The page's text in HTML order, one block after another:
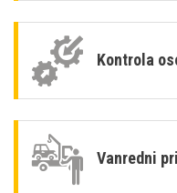
Kontrola
Vanredni